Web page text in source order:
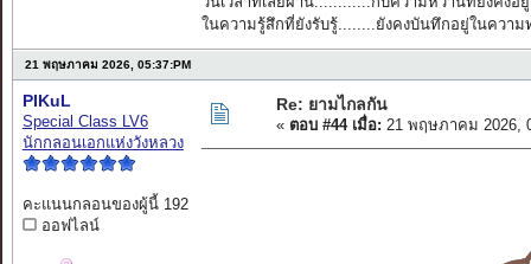
ในความรู้สึกที่ยังรับรู้........ยังคงบันทึกอยู่ในความ
21 พฤษภาคม 2026, 05:37:PM
PIKuL
Special Class LV6
นักกลอนเอกแห่งวังหลวง
คะแนนกลอนของผู้นี้ 192
ออฟไลน์
Re: ยามไกลกัน
« ตอบ #44 เมื่อ: 21 พฤษภาคม 2026,